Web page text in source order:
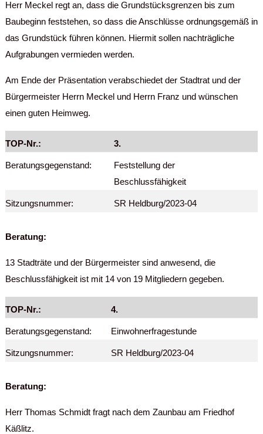
Herr Meckel regt an, dass die Grundstücksgrenzen bis zum
Baubeginn feststehen, so dass die Anschlüsse ordnungsgemäß in
das Grundstück führen können. Hiermit sollen nachträgliche
Aufgrabungen vermieden werden.
Am Ende der Präsentation verabschiedet der Stadtrat und der
Bürgermeister Herrn Meckel und Herrn Franz und wünschen
einen guten Heimweg.
TOP-Nr.: 3.
Beratungsgegenstand:
Feststellung der
Beschlussfähigkeit
Sitzungsnummer: SR Heldburg/2023-04
Beratung:
13 Stadträte und der Bürgermeister sind anwesend, die
Beschlussfähigkeit ist mit 14 von 19 Mitgliedern gegeben.
TOP-Nr.: 4.
Beratungsgegenstand: Einwohnerfragestunde
Sitzungsnummer: SR Heldburg/2023-04
Beratung:
Herr Thomas Schmidt fragt nach dem Zaunbau am Friedhof
Käßlitz.